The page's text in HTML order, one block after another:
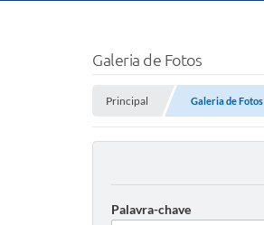
Galeria de Fotos
Principal Galeria de Fotos
Palavra-chave